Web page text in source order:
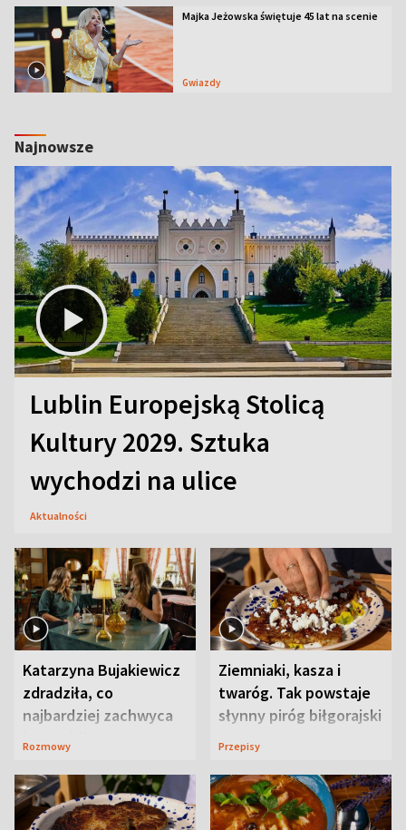
Majka Jeżowska świętuje 45 lat na scenie
Gwiazdy
Najnowsze
Lublin Europejską Stolicą
Kultury 2029. Sztuka
wychodzi na ulice
Aktualności
Katarzyna Bujakiewicz
zdradziła, co
najbardziej zachwyca
ją w Lublinie
Rozmowy
Ziemniaki, kasza i
twaróg. Tak powstaje
słynny piróg biłgorajski
Przepisy